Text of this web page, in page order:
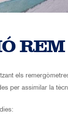
els
per assimilar la